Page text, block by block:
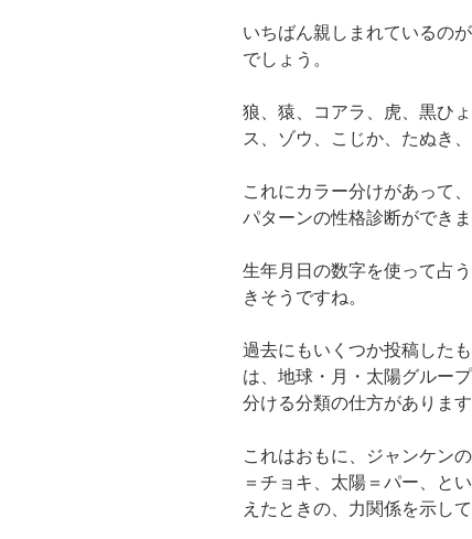
いちばん親しまれているの
でしょう。
狼、猿、コアラ、虎、黒ひ
ス、ゾウ、こじか、たぬき
これにカラー分けがあって
パターンの性格診断ができま
生年月日の数字を使って占
きそうですね。
過去にもいくつか投稿した
は、地球・月・太陽グルー
分ける分類の仕方があります
これはおもに、ジャンケン
＝チョキ、太陽＝パー、と
えたときの、力関係を示して